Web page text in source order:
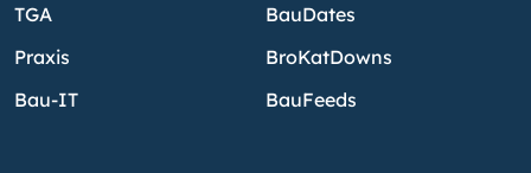
TGA
Praxis
Bau-IT
BauDates
BroKatDowns
BauFeeds